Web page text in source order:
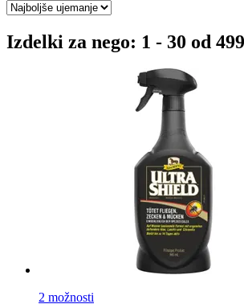
Izdelki za nego: 1 - 30 od
2 možnosti